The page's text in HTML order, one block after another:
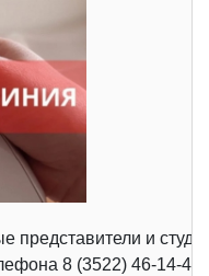
представители и
8 (3522) 46-14-